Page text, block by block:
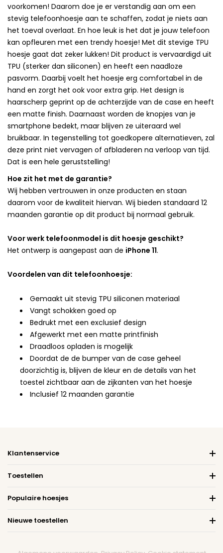
voorkomen! Daarom doe je er verstandig aan om een
stevig telefoonhoesje aan te schaffen, zodat je niets aan
het toeval overlaat. En hoe leuk is het dat je jouw telefoon
kan opfleuren met een trendy hoesje! Met dit stevige TPU
hoesje gaat dat zeker lukken! Dit product is vervaardigd uit
TPU (sterker dan siliconen) en heeft een naadloze
pasvorm. Daarbij voelt het hoesje erg comfortabel in de
hand en zorgt het ook voor extra grip. Het design is
haarscherp geprint op de achterzijde van de case en heeft
een matte finish. Daarnaast worden de knopjes van je
smartphone bedekt, maar blijven ze uiteraard wel
bruikbaar. In tegenstelling tot goedkopere alternatieven, zal
deze print niet vervagen of afbladeren na verloop van tijd.
Dat is een hele geruststelling!
Hoe zit het met de garantie?
Wij hebben vertrouwen in onze producten en staan
daarom voor de kwaliteit hiervan. Wij bieden standaard 12
maanden garantie op dit product bij normaal gebruik.
Voor werk telefoonmodel is dit hoesje geschikt?
Het ontwerp is aangepast aan de iPhone 11.
Voordelen van dit telefoonhoesje:
Gemaakt uit stevig TPU siliconen materiaal
Vangt schokken goed op
Bedrukt met een exclusief design
Afgewerkt met een matte printfinish
Draadloos opladen is mogelijk
Doordat de de bumper van de case geheel
doorzichtig is, blijven de kleur en de details van het
toestel zichtbaar aan de zijkanten van het hoesje
Inclusief 12 maanden garantie
Klantenservice
Toestellen
Populaire hoesjes
Nieuwe toestellen